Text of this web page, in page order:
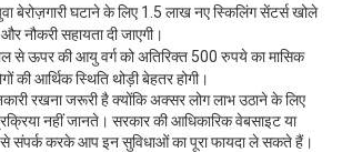
बेरोज़गारी घटाने के लिए 1.5 लाख नए स्किलिंग सेंटर्स खोले
नौकरी सहायता दी जाएगी।
से ऊपर की आयु वर्ग को अतिरिक्त 500 रुपये का मासिक
की आर्थिक स्थिति थोड़ी बेहतर होगी।
रखना जरूरी है क्योंकि अक्सर लोग लाभ उठाने के लिए
नहीं जानते। सरकार की आधिकारिक वेबसाइट या
से संपर्क करके आप इन सुविधाओं का पूरा फायदा ले सकते हैं।